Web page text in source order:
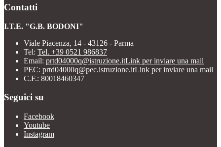
Contatti
I.T.E. "G.B. BODONI"
Viale Piacenza, 14 - 43126 - Parma
Tel: Tel. +39 0521 986837
Email: prtd04000q@istruzione.itLink per inviare una mail
PEC: prtd04000q@pec.istruzione.itLink per inviare una mail
C.F.: 80018460347
Seguici su
Facebook
Youtube
Instagram